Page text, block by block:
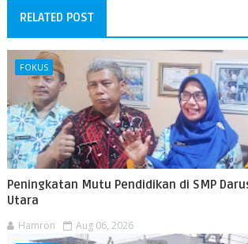
RELATED POST
FOKUS
Peningkatan Mutu Pendidikan di SMP
Utara
Hamron Aug 06, 2026